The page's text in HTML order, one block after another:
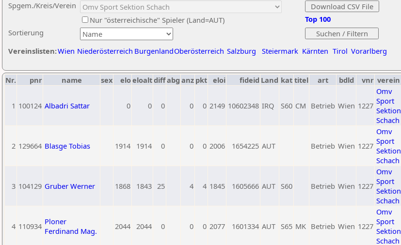
Sortierung
Spgem./Kreis/Verein
Nur "österreichische" Spieler (Land=AUT)
Vereinslisten:Wien Niederösterreich BurgenlandOberösterreich Salzburg Steiermark Kärnten Tirol Vorarlberg
Top 100
Nr. pnr name sex eloeloaltdiffabg anz pkt eloi fideid Land kat titel art bdld vnr verein
1 100124 Albadri Sattar 0 0 0 0 0 2149 10602348 IRQ S60 CM Betrieb Wien 1227
Omv
Sport
Sektion
Schach
2 129664 Blasge Tobias 1914 1914 0 0 0 2006 1654225 AUT Betrieb Wien 1227
Omv
Sport
Sektion
Schach
3 104129 Gruber Werner 1868 1843 25 4 4 1845 1605666 AUT S60 Betrieb Wien 1227
Omv
Sport
Sektion
Schach
4 110934 Ploner
Ferdinand Mag.
2044 2044 0 0 0 2077 1601334 AUT S65 MK Betrieb Wien 1227
Omv
Sport
Sektion
Schach